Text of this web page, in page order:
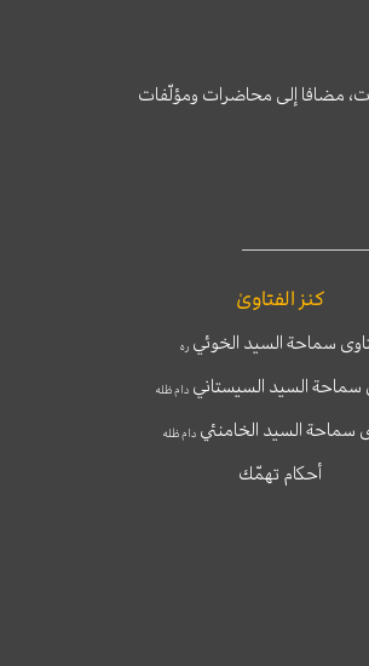
مضافا إلى محاضرات ومؤلّفات
كنز الفتاوىٰ
سماحة السيد الخوئي ره
سماحة السيد السيستاني دام ظله
سماحة السيد الخامنئيدام ظله
أحكام تهمّك